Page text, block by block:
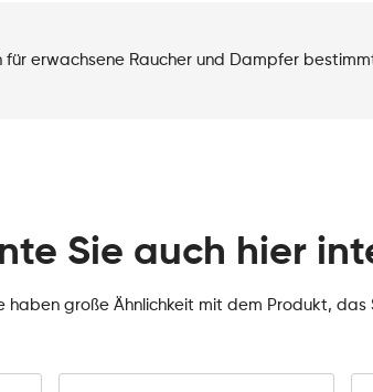
erwachsene Raucher und Dampfer
Sie auch hier
haben große Ähnlichkeit mit dem Produkt, das